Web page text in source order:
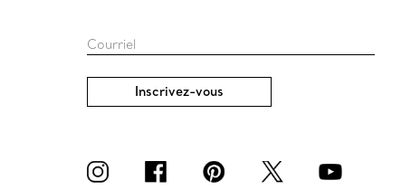
Courriel
Inscrivez-vous